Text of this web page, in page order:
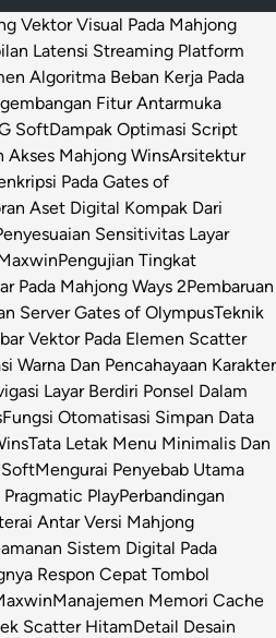
Vektor Visual Pada Mahjong
Latensi Streaming Platform
Algoritma Beban Kerja Pada
Fitur Antarmuka
SoftDampak Optimasi Script
Akses Mahjong WinsArsitektur
Pada Gates of
Aset Digital Kompak Dari
Sensitivitas Layar
Pengujian Tingkat
Pada Mahjong Ways 2Pembaruan
Server Gates of OlympusTeknik
Vektor Pada Elemen Scatter
Warna Dan Pencahayaan Karakter
Layar Berdiri Ponsel Dalam
Fungsi Otomatisasi Simpan Data
Tata Letak Menu Minimalis Dan
SoftMengurai Penyebab Utama
PlayPerbandingan
Antar Versi Mahjong
Sistem Digital Pada
Respon Cepat Tombol
Manajemen Memori Cache
Scatter HitamDetail Desain